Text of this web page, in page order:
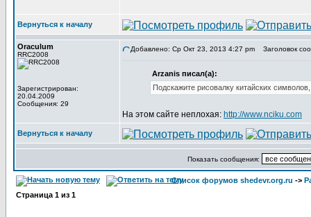
Вернуться к началу
Oraculum
RRC2008
Зарегистрирован:
20.04.2009
Сообщения: 29
Добавлено: Ср Окт 23, 2013 4:27 pm Заголовок
Arzanis писал(а):
Подскажите рисовалку китайских
На этом сайте неплохая: http://www.nciku.com
Вернуться к началу
Показать сообщения:
Список форумов shedevr.org.ru ->
Страница 1 из 1